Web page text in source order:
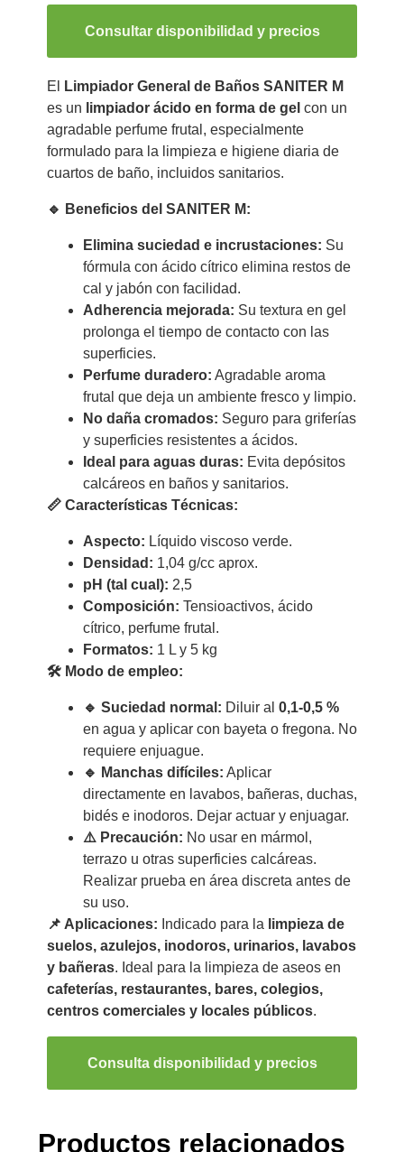
Consultar disponibilidad y precios
El
Limpiador General de Baños SANITER M
es un limpiador ácido en forma de gel con un
agradable perfume frutal, especialmente
formulado para la limpieza e higiene diaria de
cuartos de baño, incluidos sanitarios.
🔹 Beneficios del SANITER M:
Elimina suciedad e incrustaciones: Su
fórmula con ácido cítrico elimina restos de
cal y jabón con facilidad.
Adherencia mejorada: Su textura en gel
prolonga el tiempo de contacto con las
superficies.
Perfume duradero: Agradable aroma
frutal que deja un ambiente fresco y limpio.
No daña cromados: Seguro para griferías
y superficies resistentes a ácidos.
Ideal para aguas duras: Evita depósitos
calcáreos en baños y sanitarios.
📏 Características Técnicas:
Aspecto: Líquido viscoso verde.
Densidad: 1,04 g/cc aprox.
pH (tal cual): 2,5
Composición: Tensioactivos, ácido
cítrico, perfume frutal.
Formatos: 1 L y 5 kg
🛠 Modo de empleo:
🔹 Suciedad normal: Diluir al 0,1-0,5 %
en agua y aplicar con bayeta o fregona. No
requiere enjuague.
🔹 Manchas difíciles: Aplicar
directamente en lavabos, bañeras, duchas,
bidés e inodoros. Dejar actuar y enjuagar.
⚠️ Precaución: No usar en mármol,
terrazo u otras superficies calcáreas.
Realizar prueba en área discreta antes de
su uso.
📌 Aplicaciones: Indicado para la limpieza de
suelos, azulejos, inodoros, urinarios, lavabos
y bañeras. Ideal para la limpieza de aseos en
cafeterías, restaurantes, bares, colegios,
centros comerciales y locales públicos.
Consulta disponibilidad y precios
Productos relacionados